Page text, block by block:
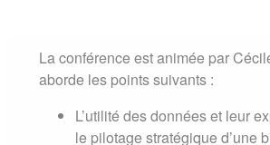
La conférence est animée par
aborde les points suivants :
L’utilité des données et leur
le pilotage stratégique d’une